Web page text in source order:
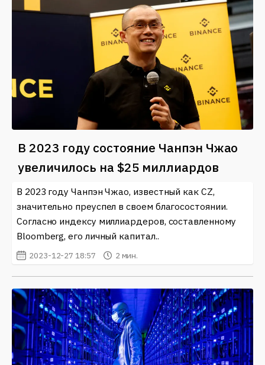
В 2023 году состояние Чанпэн Чжао
увеличилось на $25 миллиардов
В 2023 году Чанпэн Чжао, известный как CZ,
значительно преуспел в своем благосостоянии.
Согласно индексу миллиардеров, составленному
Bloomberg, его личный капитал..
2023-12-27 18:57 2 мин.